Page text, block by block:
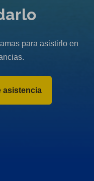
para asistirlo en
asistencia